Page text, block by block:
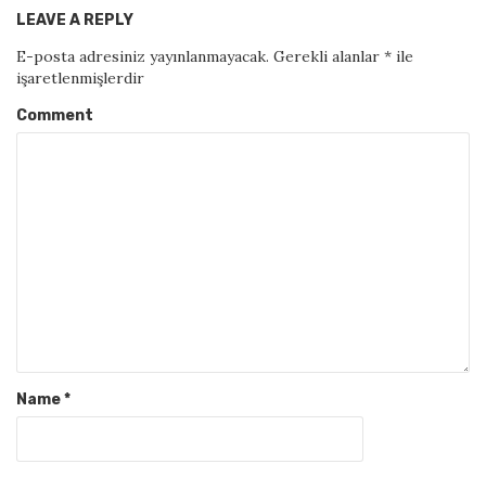
LEAVE A REPLY
E-posta adresiniz yayınlanmayacak. Gerekli alanlar * ile
işaretlenmişlerdir
Comment
Name*